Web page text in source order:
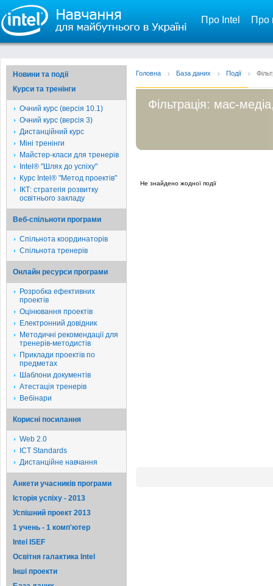
Про Intel Про
Новини та події
Курси та тренінги
Очний курс (версія 10.1)
Очний курс (версія 3)
Дистанційний курс
Міні тренінги
Майстер-класи для тренерів
Intel® "Шлях до успіху"
Курс Intel® "Метод проектів"
ІКТ: стратегія розвитку
освітнього закладу
Веб-спільноти програми
Спільнота координаторів
Спільнота тренерів
Онлайн ресурси програми
Розробка ефективних
проектів
Оцінювання проектів
Електронний довідник
Методичні рекомендації для
тренерів-методистів
Приклади проектів по
предметах
Шаблони документів
Атестація тренерів
Вебінари
Корисні посилання
Web 2.0
ICT Standards
Дистанційне навчання
Анкети учасників програми
Історія успіху - 2013
Успішний проект 2013
1 учень - 1 комп'ютер
Intel ISEF
Освітня галактика Intel
Iншi проекти
Головна База даних Події
Фільтрація: мас-
Не знайдено жодної події